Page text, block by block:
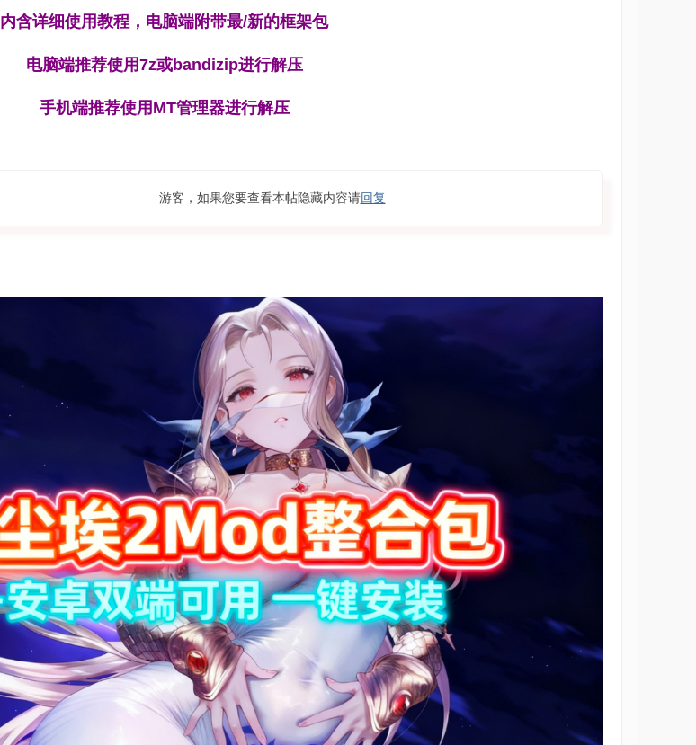
内含详细使用教程，电脑端附带最/新的框架包
电脑端推荐使用7z或bandizip进行解压
手机端推荐使用MT管理器进行解压
游客，如果您要查看本帖隐藏内容请回复